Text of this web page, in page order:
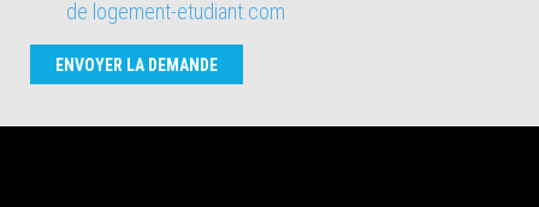
de logement-etudiant.com
ENVOYER LA DEMANDE